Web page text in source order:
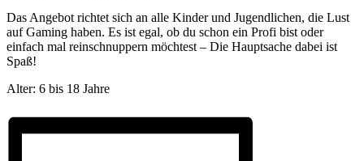
Das Angebot richtet sich an alle Kinder und Jugendlichen, die Lust
auf Gaming haben. Es ist egal, ob du schon ein Profi bist oder
einfach mal reinschnuppern möchtest – Die Hauptsache dabei ist
Spaß!
Alter: 6 bis 18 Jahre